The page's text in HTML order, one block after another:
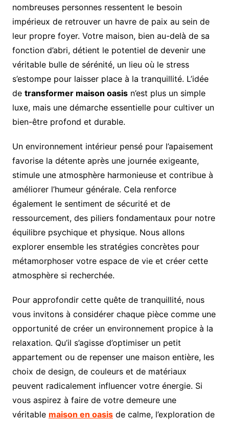
nombreuses personnes ressentent le besoin
impérieux de retrouver un havre de paix au sein de
leur propre foyer. Votre maison, bien au-delà de sa
fonction d’abri, détient le potentiel de devenir une
véritable bulle de sérénité, un lieu où le stress
s’estompe pour laisser place à la tranquillité. L’idée
de transformer maison oasisn’est plus un simple
luxe, mais une démarche essentielle pour cultiver un
bien-être profond et durable.
Un environnement intérieur pensé pour l’apaisement
favorise la détente après une journée exigeante,
stimule une atmosphère harmonieuse et contribue à
améliorer l’humeur générale. Cela renforce
également le sentiment de sécurité et de
ressourcement, des piliers fondamentaux pour notre
équilibre psychique et physique. Nous allons
explorer ensemble les stratégies concrètes pour
métamorphoser votre espace de vie et créer cette
atmosphère si recherchée.
Pour approfondir cette quête de tranquillité, nous
vous invitons à considérer chaque pièce comme une
opportunité de créer un environnement propice à la
relaxation. Qu’il s’agisse d’optimiser un petit
appartement ou de repenser une maison entière, les
choix de design, de couleurs et de matériaux
peuvent radicalement influencer votre énergie. Si
vous aspirez à faire de votre demeure une
véritable maison en oasisde calme, l’exploration de